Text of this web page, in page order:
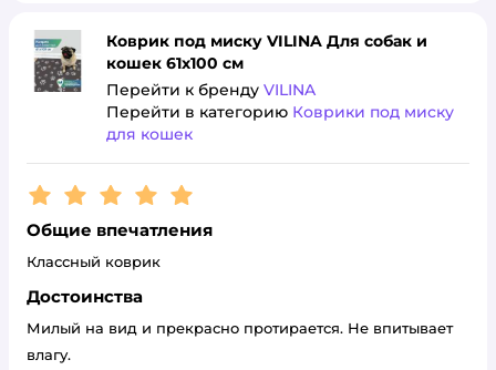
Коврик под миску VILINA Для собак и
кошек 61х100 см
Перейти к бренду VILINA
Перейти в категорию Коврики под миску
для кошек
Рейтинг:5
Общие впечатления
Классный коврик
Достоинства
Милый на вид и прекрасно протирается. Не впитывает
влагу.